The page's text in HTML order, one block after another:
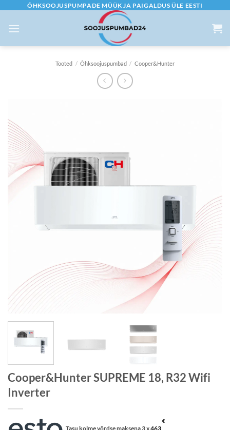
content
ÕHKSOOJUSPUMPADE MÜÜK JA PAIGALDUS ÜLE EESTI
Tooted / Õhksoojuspumbad / Cooper&Hunter
Cooper&Hunter SUPREME 18, R32 Wifi
Inverter
Tasu kolme võrdse maksena 3 x463
€